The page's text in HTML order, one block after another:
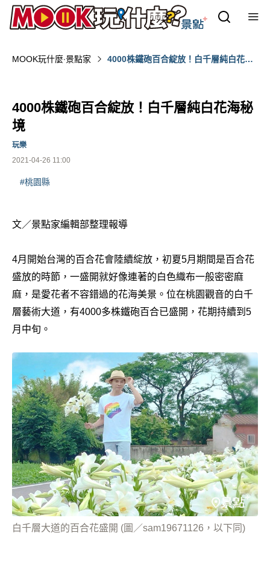
MOOK玩什麼‧景點家
4000株鐵砲百合綻放！白千層純白花海
4000株鐵砲百合綻放！白千層純白花海秘
境
2021-04-26 11:00
玩樂
#桃園縣
文／景點家編輯部整理報導
4月開始台灣的百合花會陸續綻放，初夏5月期間是百合花
盛放的時節，一盛開就好像連著的白色織布一般密密麻
麻，是愛花者不容錯過的花海美景。位在桃園觀音的白千
層藝術大道，有4000多株鐵砲百合已盛開，花期持續到5
月中旬。
白千層大道的百合花盛開 (圖／sam19671126，以下同)